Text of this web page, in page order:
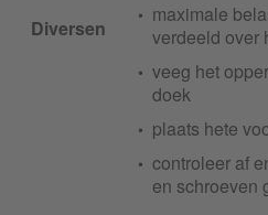
Diversen
maximale
verdeeld over
veeg het
doek
plaats hete
controleer af
en schroeven